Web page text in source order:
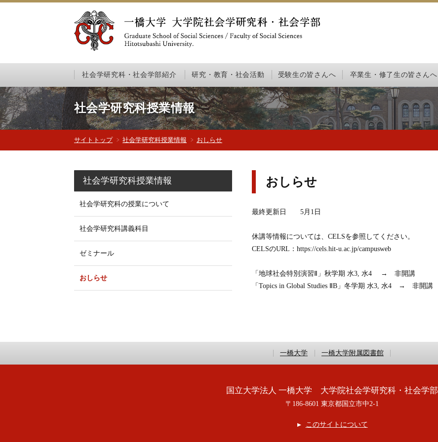
社会学研究科・社会学部紹介 研究・教育・社会活動 受験生の皆さんへ 卒業生・修了生の皆さんへ
社会学研究科授業情報
サイトトップ 社会学研究科授業情報 おしらせ
社会学研究科授業情報
社会学研究科の授業について
社会学研究科講義科目
ゼミナール
おしらせ
おしらせ
最終更新日 5月1日
休講等情報については、CELSを参照してください。
CELSのURL：https://cels.hit-u.ac.jp/campusweb
「地球社会特別演習Ⅱ」秋学期 水3, 水4 → 非開講
「Topics in Global Studies ⅡB」冬学期 水3, 水4 → 非開講
一橋大学 一橋大学附属図書館
国立大学法人 一橋大学 大学院社会学研究科・社会学部
〒186-8601 東京都国立市中2-1
このサイトについて